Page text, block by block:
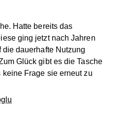
Hatte bereits das
ging jetzt nach Jahren
die dauerhafte Nutzung
Glück gibt es die Tasche
keine Frage sie erneut zu